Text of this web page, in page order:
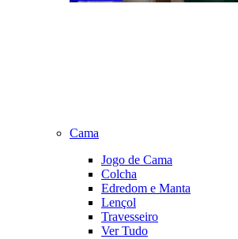
Cama
Jogo de Cama
Colcha
Edredom e Manta
Lençol
Travesseiro
Ver Tudo